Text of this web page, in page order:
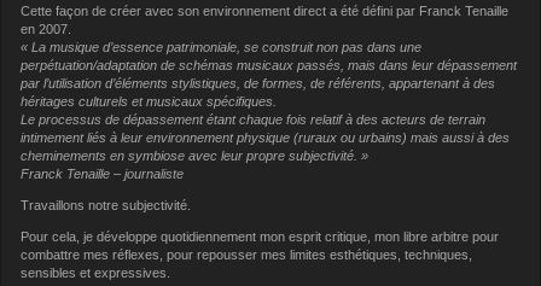
Cette façon de créer avec son environnement direct a été défini par Franck Tenaille
en 2007.
« La musique d’essence patrimoniale, se construit non pas dans une
perpétuation/adaptation de schémas musicaux passés, mais dans leur dépassement
par l’utilisation d’éléments stylistiques, de formes, de référents, appartenant à des
héritages culturels et musicaux spécifiques.
Le processus de dépassement étant chaque fois relatif à des acteurs de terrain
intimement liés à leur environnement physique (ruraux ou urbains) mais aussi à des
cheminements en symbiose avec leur propre subjectivité. »
Franck Tenaille – journaliste
Travaillons notre subjectivité.
Pour cela, je développe quotidiennement mon esprit critique, mon libre arbitre pour
combattre mes réflexes, pour repousser mes limites esthétiques, techniques,
sensibles et expressives.